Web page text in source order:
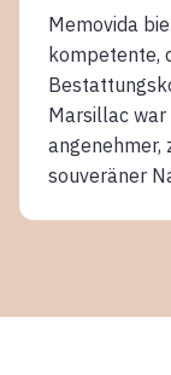
Memovida
kompetente,
Marsillac war
angenehmer,
souveräner